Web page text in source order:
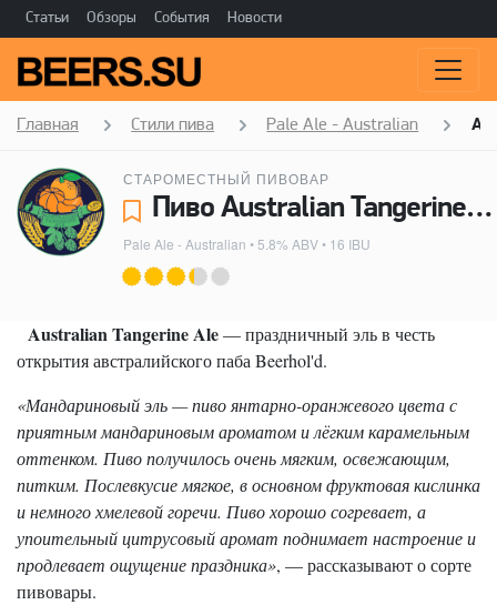
Статьи Обзоры События Новости
Главная Стили пива Pale Ale - Australian
СТАРОМЕСТНЫЙ ПИВОВАР
Пиво Australian Tangerine Ale - Староместный пивовар
Pale Ale - Australian • 5.8% ABV • 16 IBU
Australian Tangerine Ale— праздничный эль в честь
открытия австралийского паба Beerhol'd.
«Мандариновый эль — пиво янтарно-оранжевого цвета с
приятным мандариновым ароматом и лёгким карамельным
оттенком. Пиво получилось очень мягким, освежающим,
питким. Послевкусие мягкое, в основном фруктовая кислинка
и немного хмелевой горечи. Пиво хорошо согревает, а
упоительный цитрусовый аромат поднимает настроение и
продлевает ощущение праздника», — рассказывают о сорте
пивовары.